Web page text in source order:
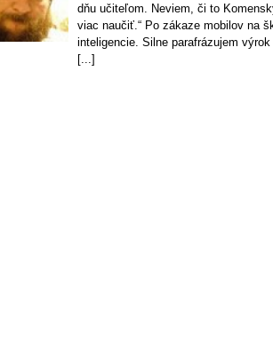
dňu učiteľom. Neviem, či to
viac naučiť.“ Po zákaze mobilov na
inteligencie. Silne parafrázujem
[...]